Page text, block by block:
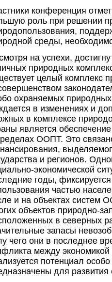
конференция
роль при решении
среды,
на успехи,
природных
целый комплекс
охраняемых
в изменениях и
в комплексе
является
ООПТ. Это
и регионов.
экономической
годы,
частью
и на объектах систем
объектов природно-
в северных
запасы
чего они в последнее
между
потенциал
для развития